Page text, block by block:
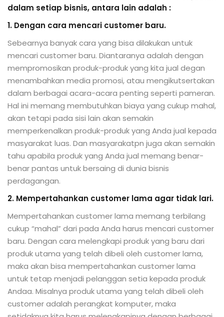
dalam setiap bisnis, antara lain adalah :
1. Dengan cara mencari customer baru.
Sebearnya banyak cara yang bisa dilakukan untuk
mencari customer baru. Diantaranya adalah dengan
mempromosikan produk-produk yang kita jual degan
menambahkan media promosi, atau mengikutsertakan
dalam berbagai acara-acara penting seperti pameran.
Hal ini memang membutuhkan biaya yang cukup mahal,
akan tetapi pada sisi lain akan semakin
memperkenalkan produk-produk yang Anda jual kepada
masyarakat luas. Dan masyarakatpn juga akan semakin
tahu apabila produk yang Anda jual memang benar-
benar pantas untuk bersaing di dunia bisnis
perdagangan.
2. Mempertahankan customer lama agar tidak lari.
Mempertahankan customer lama memang terbilang
cukup “mahal” dari pada Anda harus mencari customer
baru. Dengan cara melengkapi produk yang baru dari
produk utama yang telah dibeli oleh customer lama,
maka akan bisa mempertahankan customer lama
untuk tetap menjadi pelanggan setia kepada produk
Andaa. Misalnya produk utama yang telah dibeli oleh
customer adalah perangkat komputer, maka